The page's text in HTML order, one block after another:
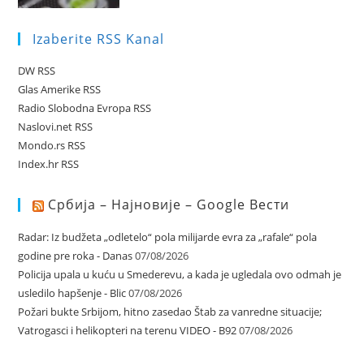
Izaberite RSS Kanal
DW RSS
Glas Amerike RSS
Radio Slobodna Evropa RSS
Naslovi.net RSS
Mondo.rs RSS
Index.hr RSS
Србија – Најновије – Google Вести
Radar: Iz budžeta „odletelo“ pola milijarde evra za „rafale“ pola
godine pre roka - Danas07/08/2026
Policija upala u kuću u Smederevu, a kada je ugledala ovo odmah je
usledilo hapšenje - Blic07/08/2026
Požari bukte Srbijom, hitno zasedao Štab za vanredne situacije;
Vatrogasci i helikopteri na terenu VIDEO - B9207/08/2026